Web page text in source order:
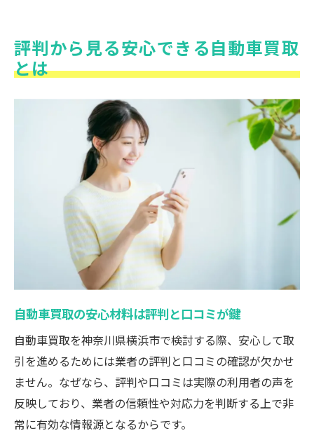
評判から見る安心できる自動車買取
とは
自動車買取の安心材料は評判と口コミが鍵
自動車買取を神奈川県横浜市で検討する際、安心して取
引を進めるためには業者の評判と口コミの確認が欠かせ
ません。なぜなら、評判や口コミは実際の利用者の声を
反映しており、業者の信頼性や対応力を判断する上で非
常に有効な情報源となるからです。